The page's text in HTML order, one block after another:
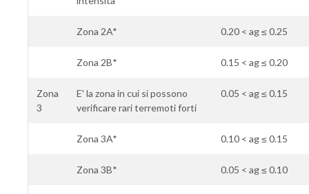
Zona 2A* 0.20 < ag ≤ 0.25
Zona 2B* 0.15 < ag ≤ 0.20
Zona
3
E' la zona in cui si possono
verificare rari terremoti forti
0.05 < ag ≤ 0.15
Zona 3A* 0.10 < ag ≤ 0.15
Zona 3B* 0.05 < ag ≤ 0.10